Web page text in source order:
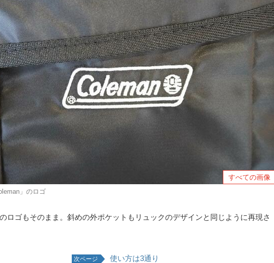
すべての画像
」のロゴ
のロゴもそのまま。斜めの外ポケットもリュックのデザインと同じように再現さ
次ページ 使い方は3通り